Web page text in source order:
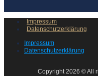
Impressum
Datenschutzerklärung
Impressum
Datenschutzerklärung
Copyright 2026 © All